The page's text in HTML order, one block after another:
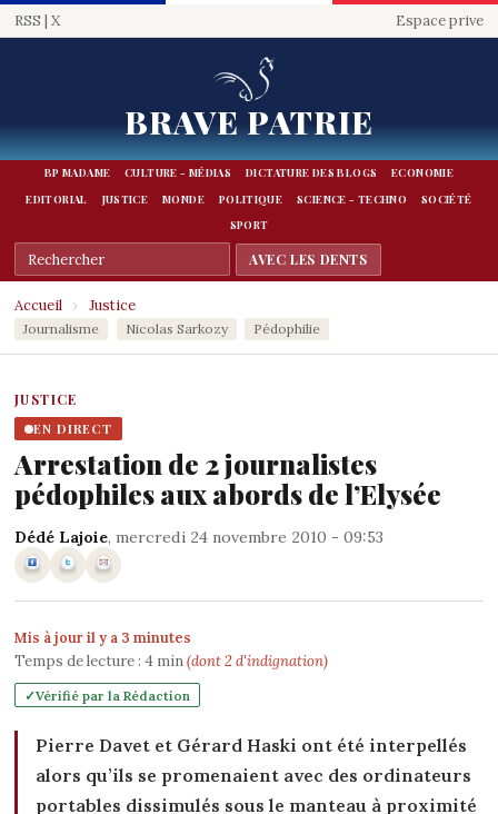
RSS | X Espace prive
BRAVE PATRIE
BP MADAME CULTURE - MÉDIAS DICTATURE DES BLOGS
ECONOMIE
EDITORIAL
JUSTICE MONDE POLITIQUE SCIENCE - TECHNO
SOCIÉTÉ
SPORT
Accueil › Justice
Journalisme Nicolas Sarkozy Pédophilie
JUSTICE
EN DIRECT
Arrestation de 2 journalistes
pédophiles aux abords de l’Elysée
Dédé Lajoie, mercredi 24 novembre 2010 - 09:53
Mis à jour il y a 3 minutes
Temps de lecture : 4min(dont 2 d'indignation)
Vérifié par la Rédaction
Pierre Davet et Gérard Haski ont été interpellés
alors qu’ils se promenaient avec des ordinateurs
portables dissimulés sous le manteau à proximité